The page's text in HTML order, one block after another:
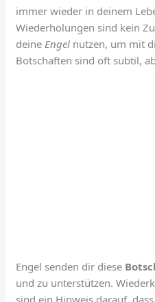
immer wieder in deinem
Wiederholungen sind kein
deine Engel nutzen, um mit
Botschaften sind oft subtil,
Engel senden dir diese
und zu unterstützen.